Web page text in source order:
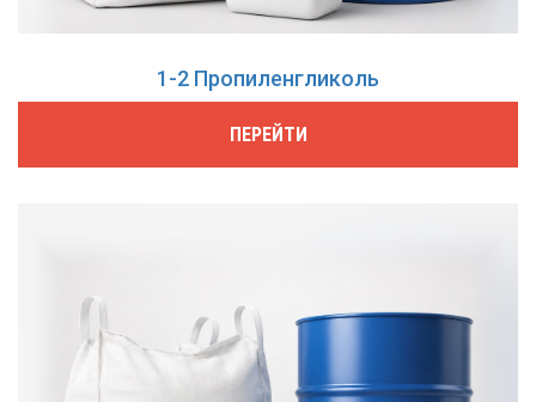
1-2 Пропиленгликоль
ПЕРЕЙТИ